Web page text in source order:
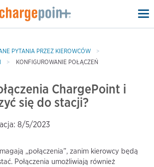
PYTANIA PRZEZ KIEROWCÓW
KONFIGUROWANIE POŁĄCZEŃ
ChargePoint i
się do stacji?
8/5/2023
„połączenia”, zanim kierowcy będą
Połączenia umożliwiają również